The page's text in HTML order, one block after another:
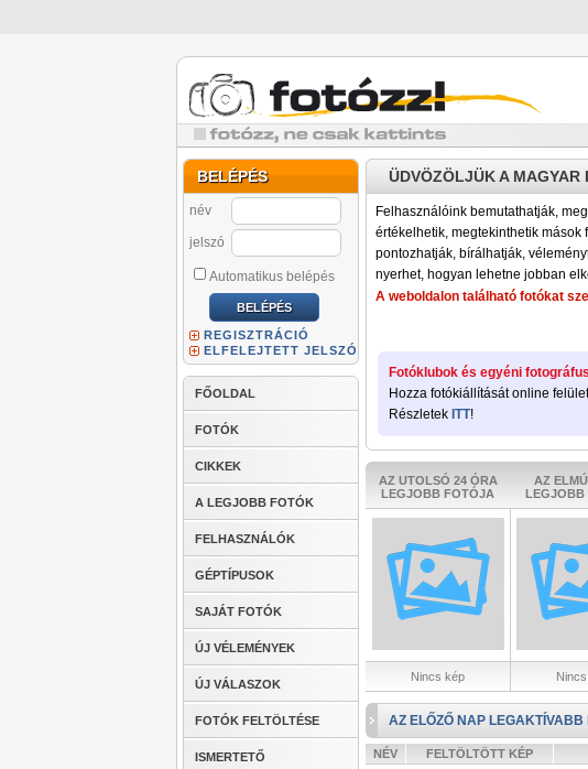
BELÉPÉS
név
jelszó
Automatikus belépés
REGISZTRÁCIÓ
ELFELEJTETT JELSZÓ
FŐOLDAL
FOTÓK
CIKKEK
A LEGJOBB FOTÓK
FELHASZNÁLÓK
GÉPTÍPUSOK
SAJÁT FOTÓK
ÚJ VÉLEMÉNYEK
ÚJ VÁLASZOK
FOTÓK FELTÖLTÉSE
ISMERTETŐ
ÜDVÖZÖLJÜK A
Felhasználóink bemutathatják,
értékelhetik, megtekinthetik mások
pontozhatják, bírálhatják,
nyerhet, hogyan lehetne jobban
A weboldalon található fotókat
Fotóklubok és egyéni
Hozza fotókiállítását online
Részletek ITT!
AZ UTOLSÓ 24 ÓRA
LEGJOBB FOTÓJA
AZ
LEGJOBB
Nincs kép
AZ ELŐZŐ NAP LEGAKTÍVABB
NÉV FELTÖLTÖTT KÉP